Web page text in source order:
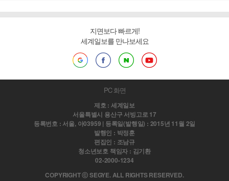
지면보다 빠르게!
세계일보를 만나보세요
PC 화면
제호 : 세계일보
서울특별시 용산구 서빙고로 17
등록번호 : 서울, 아03959 | 등록일(발행일) : 2015년 11월 2일
발행인 : 박정훈
편집인 : 조남규
청소년보호 책임자 : 김기환
02-2000-1234
COPYRIGHT ⓒ SEGYE. ALL RIGHTS RESERVED.